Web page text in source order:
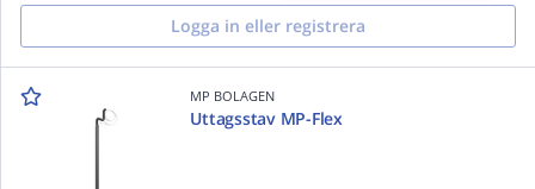
Logga in eller registrera
MP BOLAGEN
Uttagsstav MP-Flex